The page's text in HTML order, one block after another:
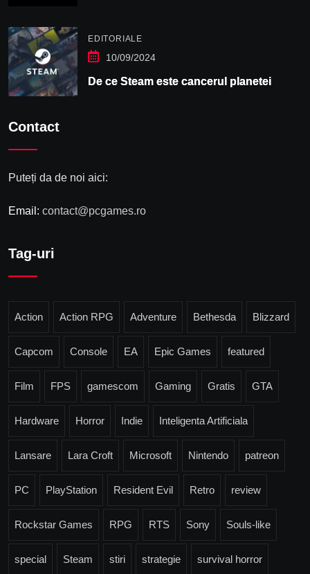
EDITORIALE
10/09/2024
De ce Steam este cancerul planetei
Contact
Puteți da de noi aici:
Email: contact@pcgames.ro
Tag-uri
Action Action RPG Adventure Bethesda Blizzard
Capcom Console EA Epic Games featured
Film FPS gamescom Gaming Gratis GTA
Hardware Horror Indie Inteligenta Artificiala
Lansare Lara Croft Microsoft Nintendo patreon
PC PlayStation Resident Evil Retro review
Rockstar Games RPG RTS Sony Souls-like
special Steam stiri strategie survival horror